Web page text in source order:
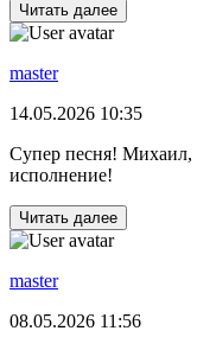
Читать далее
master
14.05.2026 10:35
Супер песня! Михаил,
исполнение!
Читать далее
master
08.05.2026 11:56